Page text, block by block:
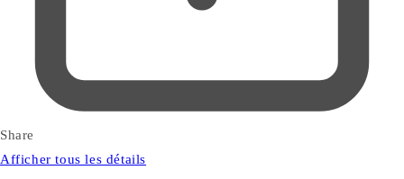
Share
Afficher tous les détails